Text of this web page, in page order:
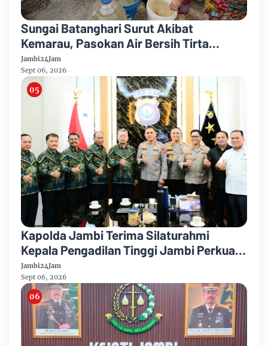
Sungai Batanghari Surut Akibat
Kemarau, Pasokan Air Bersih Tirta
Mayang Jambi Keruh
Jambi24Jam
Sept 06, 2026
Kapolda Jambi Terima Silaturahmi
Kepala Pengadilan Tinggi Jambi Perkuat
Sinergi Antar Lembaga
Jambi24Jam
Sept 06, 2026